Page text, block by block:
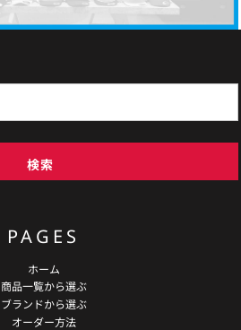
検索
PAGES
ホーム
商品一覧から選ぶ
ブランドから選ぶ
オーダー方法